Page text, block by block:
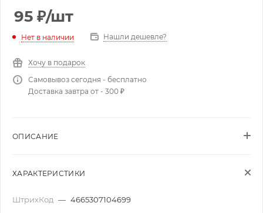
95 ₽/шт
Нет в наличии Нашли дешевле?
Хочу в подарок
Самовывоз сегодня - бесплатно
Доставка завтра от - 300 ₽
ОПИСАНИЕ
ХАРАКТЕРИСТИКИ
ШтрихКод — 4665307104699